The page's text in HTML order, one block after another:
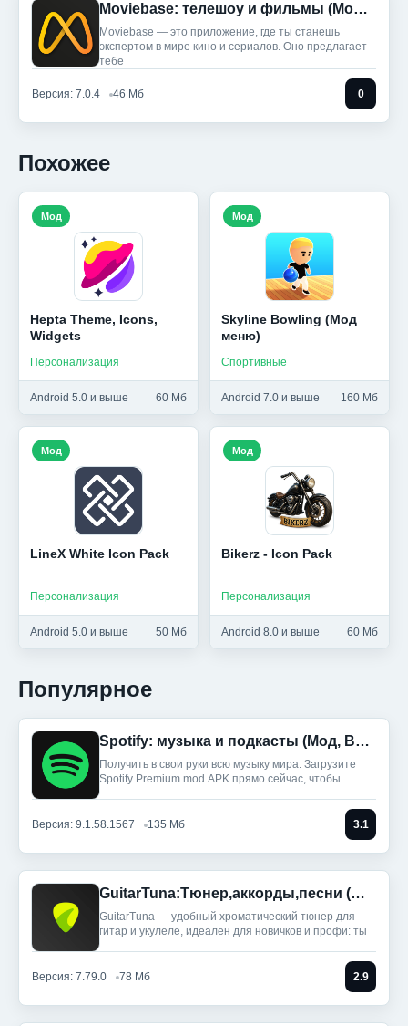
Moviebase: телешоу и фильмы (Мод, Unlocked)
Moviebase — это приложение, где ты станешь
экспертом в мире кино и сериалов. Оно предлагает
тебе
Версия: 7.0.4 46 Мб 0
Похожее
Hepta Theme, Icons,
Widgets
Персонализация
Android 5.0 и выше 60 Мб
Мод
Skyline Bowling (Мод
меню)
Спортивные
Android 7.0 и выше 160 Мб
Мод
LineX White Icon Pack
Персонализация
Android 5.0 и выше 50 Мб
Мод
Bikerz - Icon Pack
Персонализация
Android 8.0 и выше 60 Мб
Мод
Популярное
Spotify: музыка и подкасты (Мод, Всё разблокировано)
Получить в свои руки всю музыку мира. Загрузите
Spotify Premium mod APK прямо сейчас, чтобы
Версия: 9.1.58.1567 135 Мб 3.1
GuitarTuna:Тюнер,аккорды,песни (Мод, Premium Unlocked)
GuitarTuna — удобный хроматический тюнер для
гитар и укулеле, идеален для новичков и профи: ты
Версия: 7.79.0 78 Мб 2.9